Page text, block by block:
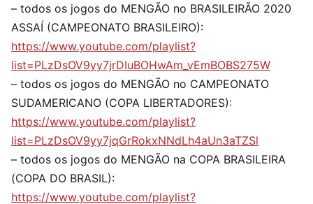
– todos os jogos do MENGÃO no BRASILEIRÃO 2020
ASSAÍ (CAMPEONATO BRASILEIRO):
https://www.youtube.com/playlist?
list=PLzDsOV9yy7jrDIuBOHwAm_vEmBOBS275W
– todos os jogos do MENGÃO no CAMPEONATO
SUDAMERICANO (COPA LIBERTADORES):
https://www.youtube.com/playlist?
list=PLzDsOV9yy7jqGrRokxNNdLh4aUn3aTZSl
– todos os jogos do MENGÃO na COPA BRASILEIRA
(COPA DO BRASIL):
https://www.youtube.com/playlist?